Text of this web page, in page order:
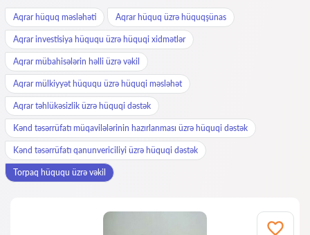
Aqrar hüquq məsləhəti Aqrar hüquq üzrə hüquqşünas
Aqrar investisiya hüququ üzrə hüquqi xidmətlər
Aqrar mübahisələrin həlli üzrə vəkil
Aqrar mülkiyyət hüququ üzrə hüquqi məsləhət
Aqrar təhlükəsizlik üzrə hüquqi dəstək
Kənd təsərrüfatı müqavilələrinin hazırlanması üzrə hüquqi dəstək
Kənd təsərrüfatı qanunvericiliyi üzrə hüquqi dəstək
Torpaq hüququ üzrə vəkil